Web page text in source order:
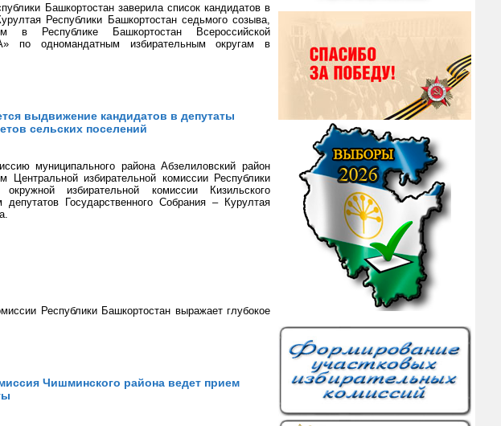
Башкортостан заверила список кандидатов в
Республики Башкортостан седьмого созыва,
в Республике Башкортостан Всероссийской
по одномандатным избирательным округам в
выдвижение кандидатов в депутаты
сельских поселений
муниципального района Абзелиловский район
Центральной избирательной комиссии Республики
избирательной комиссии Кизильского
Государственного Собрания – Курултая
Республики Башкортостан выражает глубокое
Чишминского района ведет прием